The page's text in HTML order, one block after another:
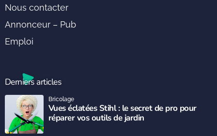
Nous contacter
Annonceur – Pub
Emploi
Derniers articles
Vues éclatées Stihl : le secret de pro pour
réparer vos outils de jardin
Bricolage